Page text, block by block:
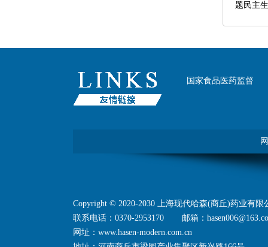
题民主
国家食品医药监督
Copyright©2020-2030上海现代哈森(商丘)药业有
联系电话：0370-2953170
邮箱：
网址：www.hasen-modern.com.cn